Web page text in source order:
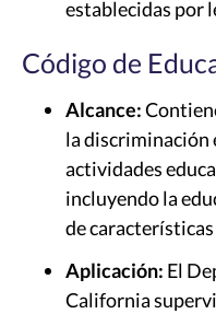
establecidas por
Código de
Alcance:
la discriminación
actividades
incluyendo la
de
Aplicación: El
California